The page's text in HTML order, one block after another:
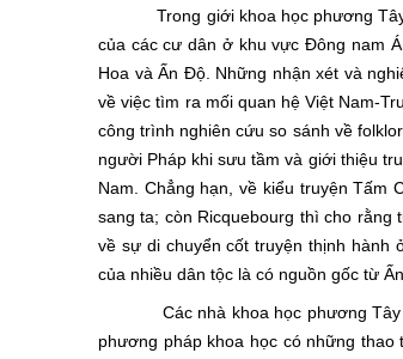
Trong giới khoa học phương Tây từ
của các cư dân ở khu vực Đông nam
Hoa và Ấn Độ. Những nhận xét và
về việc tìm ra mối quan hệ Việt Nam-
công trình nghiên cứu so sánh về
người Pháp khi sưu tầm và giới thiệu
Nam. Chẳng hạn, về kiểu truyện Tấm
sang ta; còn Ricquebourg thì cho
về sự di chuyển cốt truyện thịnh hành
của nhiều dân tộc là có nguồn gốc từ
Các nhà khoa học phương Tây khi
phương pháp khoa học có những